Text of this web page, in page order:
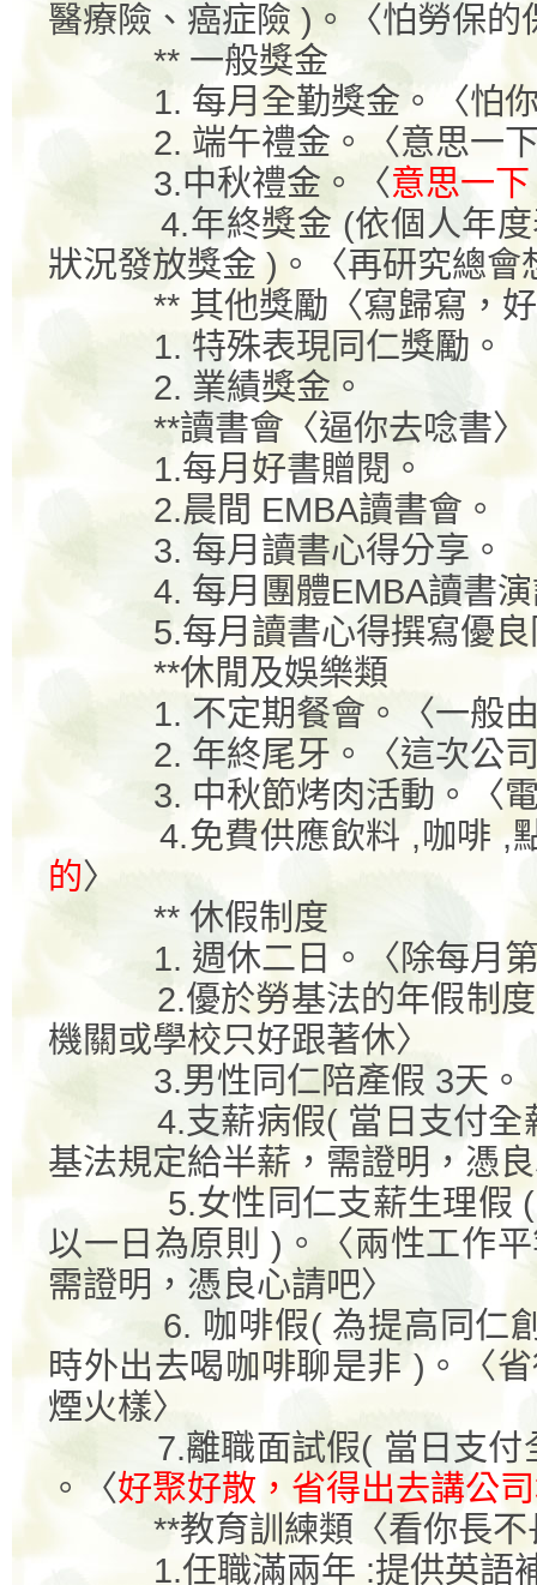
醫療險、癌症險 ) 。〈怕勞保
** 一般獎金
1. 每月全勤獎金。〈怕
2. 端午禮金。〈意思一
3.中秋禮金。〈意思一
4.年終獎金(依個人年
狀況發放獎金 ) 。〈再研究總
** 其他獎勵〈寫歸寫，
1. 特殊表現同仁獎勵。
2. 業績獎金。
**讀書會〈逼你去唸書〉
1.每月好書贈閱。
2.晨間 EMBA讀書會。
3. 每月讀書心得分享。
4. 每月團體EMBA讀書
5.每月讀書心得撰寫優
**休閒及娛樂類
1. 不定期餐會。〈一般
2. 年終尾牙。〈這次公
3. 中秋節烤肉活動。〈
4.免費供應飲料 ,咖啡 ,
的〉
** 休假制度
1. 週休二日。〈除每月
2.優於勞基法的年假制
機關或學校只好跟著休〉
3.男性同仁陪產假 3天。
4.支薪病假( 當日支付全
基法規定給半薪，需證明，憑
5.女性同仁支薪生理假(
以一日為原則 ) 。〈兩性工作
需證明，憑良心請吧〉
6. 咖啡假( 為提高同仁
時外出去喝咖啡聊是非 ) 。〈
煙火樣〉
7.離職面試假( 當日支付
。〈好聚好散，省得出去講公
**教育訓練類〈看你長不
1.任職滿兩年 :提供英語